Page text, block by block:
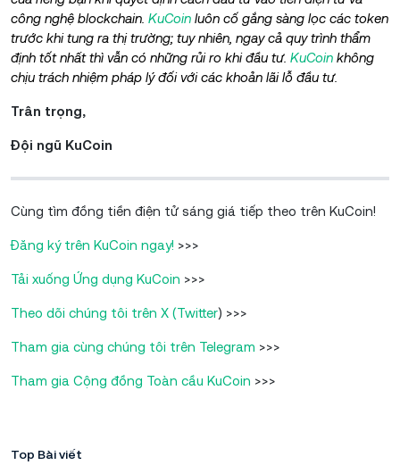
công nghệ blockchain. KuCoin luôn cố gắng sàng lọc các token
trước khi tung ra thị trường; tuy nhiên, ngay cả quy trình thẩm
định tốt nhất thì vẫn có những rủi ro khi đầu tư. KuCoin không
chịu trách nhiệm pháp lý đối với các khoản lãi lỗ đầu tư.
Trân trọng,
Đội ngũ KuCoin
Cùng tìm đồng tiền điện tử sáng giá tiếp theo trên KuCoin!
Đăng ký trên KuCoin ngay! >>>
Tải xuống Ứng dụng KuCoin >>>
Theo dõi chúng tôi trên X (Twitter) >>>
Tham gia cùng chúng tôi trên Telegram >>>
Tham gia Cộng đồng Toàn cầu KuCoin >>>
Top Bài viết